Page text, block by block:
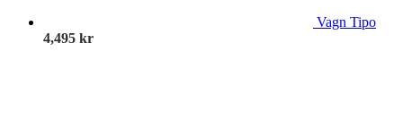
Vagn Tipo
4,495 kr